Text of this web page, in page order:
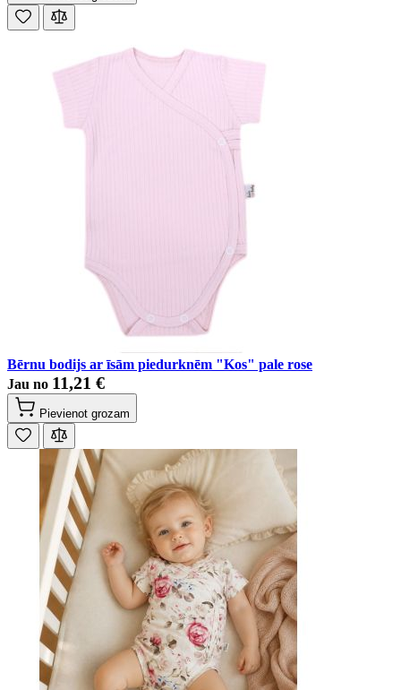
Bērnu bodijs ar īsām piedurknēm "Kos" pale rose
Jau no 11,21 €
Pievienot grozam